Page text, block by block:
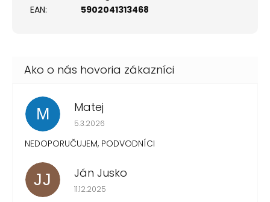
EAN: 5902041313468
M Matej
Hodnotenie obchodu je 1 z 5 hviezdičiek.
5.3.2026
NEDOPORUČUJEM, PODVODNÍCI
JJ Ján Jusko
Hodnotenie obchodu je 1 z 5 hviezdičiek.
11.12.2025